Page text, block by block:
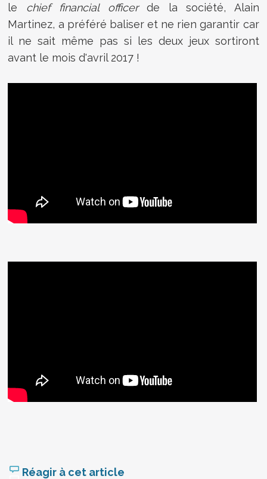
le chief financial officerde la société, Alain
Martinez, a préféré baliser et ne rien garantir car
il ne sait même pas si les deux jeux sortiront
avant le mois d'avril 2017 !
Réagir à cet article